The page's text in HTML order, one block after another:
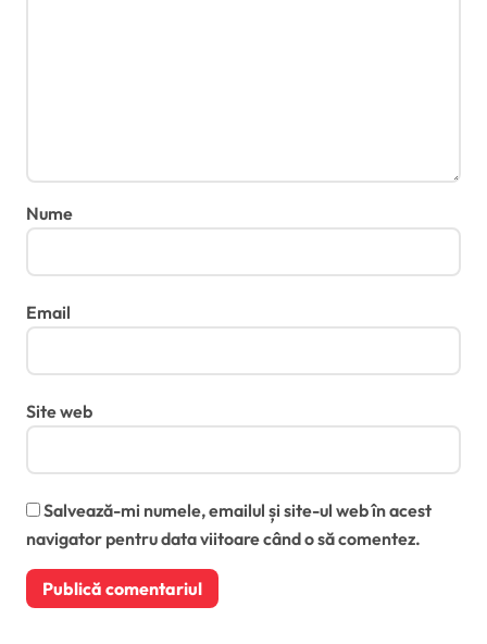
Nume
Email
Site web
Salvează-mi numele, emailul și site-ul web în acest
navigator pentru data viitoare când o să comentez.